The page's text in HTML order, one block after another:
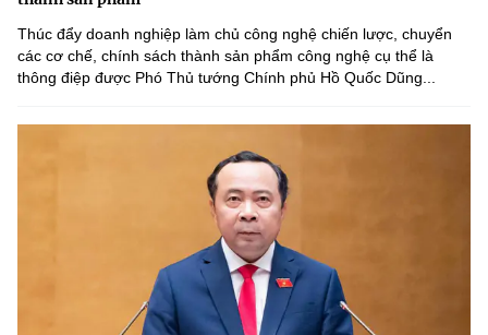
Thúc đẩy doanh nghiệp làm chủ công nghệ chiến lược, chuyển
các cơ chế, chính sách thành sản phẩm công nghệ cụ thể là
thông điệp được Phó Thủ tướng Chính phủ Hồ Quốc Dũng...